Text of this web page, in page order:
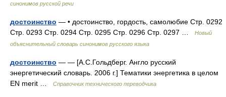
синонимов русской речи
достоинство — • достоинство, гордость, самолюбие Стр. 0292
Стр. 0293 Стр. 0294 Стр. 0295 Стр. 0296 Стр. 0297 …
Новый
объяснительный словарь синонимов русского языка
достоинство — — [А.С.Гольдберг. Англо русский
энергетический словарь. 2006 г.] Тематики энергетика в целом
EN merit …
Справочник технического переводчика